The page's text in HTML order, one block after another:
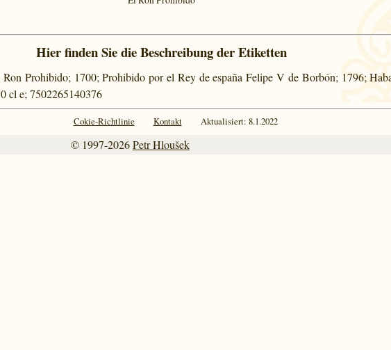
Hier finden Sie die Beschreibung der Etiketten
Prohibido; 1700; Prohibido por el Rey de españa Felipe V de Borbón; 1796;
cl e; 7502265140376
Cokie-Richtlinie Kontakt Aktualisiert: 8.1.2022
© 1997-2026Petr Hloušek